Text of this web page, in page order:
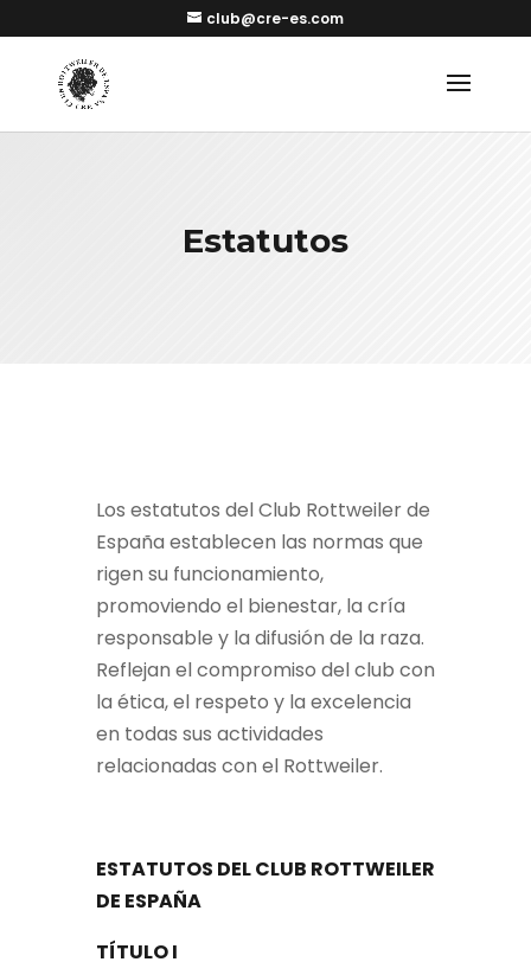
club@cre-es.com
Estatutos
Los estatutos del Club Rottweiler de
España establecen las normas que
rigen su funcionamiento,
promoviendo el bienestar, la cría
responsable y la difusión de la raza.
Reflejan el compromiso del club con
la ética, el respeto y la excelencia
en todas sus actividades
relacionadas con el Rottweiler.
ESTATUTOS DEL CLUB ROTTWEILER
DE ESPAÑA
TÍTULO I